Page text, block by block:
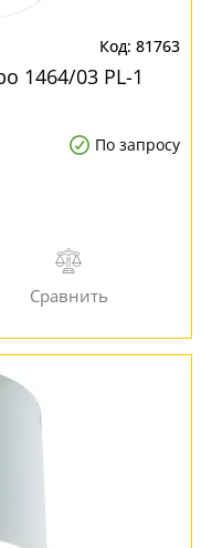
81763
1464/03 PL-1
По запросу